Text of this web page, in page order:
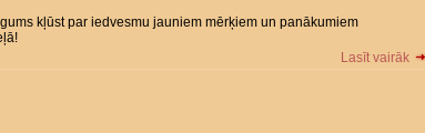
kļūst par iedvesmu jauniem mērķiem un panākumiem
Lasīt vairāk